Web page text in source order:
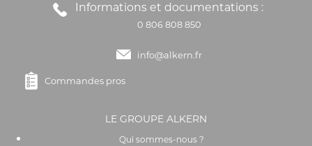
Informations et documentations :
0 806 808 850
info@alkern.fr
Commandes pros
LE GROUPE ALKERN
Qui sommes-nous ?